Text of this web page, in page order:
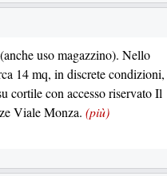
uso magazzino). Nello
14 mq, in discrete condizioni,
cortile con accesso riservato Il
Viale Monza. (più)